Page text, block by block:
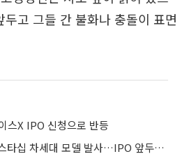
고 그들 간 불화나 충돌이 표면
스X IPO 신청으로 반등
스페이스X, 이번 주 스타십 차세대 모델 발사…IPO 앞두고 기술 검증